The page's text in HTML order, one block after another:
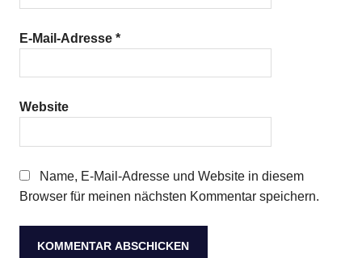
E-Mail-Adresse *
Website
Name, E-Mail-Adresse und Website in diesem
Browser für meinen nächsten Kommentar speichern.